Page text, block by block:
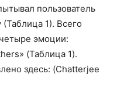
пользователь
(Таблица 1). Всего
эмоции:
(Таблица 1).
здесь: (Chatterjee